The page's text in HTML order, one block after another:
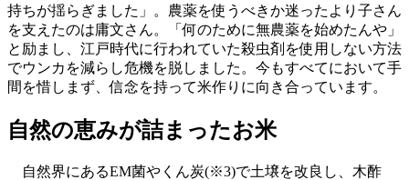
持ちが揺らぎました」。農薬を使うべきか迷ったより子さん
を支えたのは庸文さん。「何のために無農薬を始めたんや」
と励まし、江戸時代に行われていた殺虫剤を使用しない方法
でウンカを減らし危機を脱しました。今もすべてにおいて手
間を惜しまず、信念を持って米作りに向き合っています。
自然の恵みが詰まったお米
自然界にあるEM菌やくん炭(※3)で土壌を改良し、木酢